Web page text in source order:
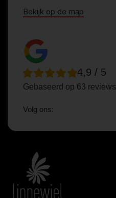
Bekijk op de map
4,9 / 5
Gebaseerd op 63 reviews
Volg ons: